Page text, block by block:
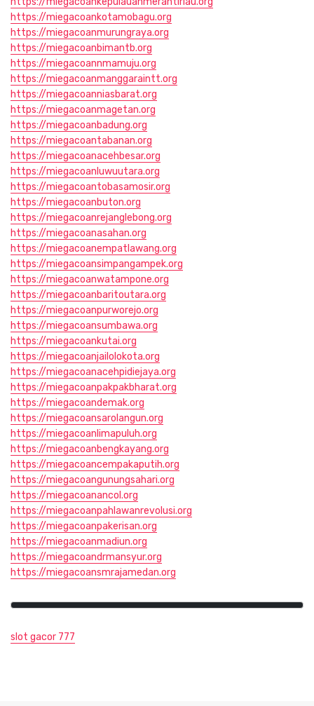
https://miegacoankotamobagu.org
https://miegacoanmurungraya.org
https://miegacoanbimantb.org
https://miegacoannmamuju.org
https://miegacoanmanggaraintt.org
https://miegacoanniasbarat.org
https://miegacoanmagetan.org
https://miegacoanbadung.org
https://miegacoantabanan.org
https://miegacoanacehbesar.org
https://miegacoanluwuutara.org
https://miegacoantobasamosir.org
https://miegacoanbuton.org
https://miegacoanrejanglebong.org
https://miegacoanasahan.org
https://miegacoanempatlawang.org
https://miegacoansimpangampek.org
https://miegacoanwatampone.org
https://miegacoanbaritoutara.org
https://miegacoanpurworejo.org
https://miegacoansumbawa.org
https://miegacoankutai.org
https://miegacoanjailolokota.org
https://miegacoanacehpidiejaya.org
https://miegacoanpakpakbharat.org
https://miegacoandemak.org
https://miegacoansarolangun.org
https://miegacoanlimapuluh.org
https://miegacoanbengkayang.org
https://miegacoancempakaputih.org
https://miegacoangunungsahari.org
https://miegacoanancol.org
https://miegacoanpahlawanrevolusi.org
https://miegacoanpakerisan.org
https://miegacoanmadiun.org
https://miegacoandrmansyur.org
https://miegacoansmrajamedan.org
slot gacor 777